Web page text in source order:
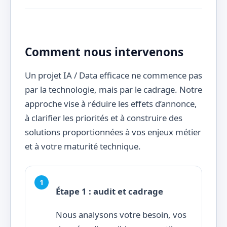
Comment nous intervenons
Un projet IA / Data efficace ne commence pas
par la technologie, mais par le cadrage. Notre
approche vise à réduire les effets d’annonce,
à clarifier les priorités et à construire des
solutions proportionnées à vos enjeux métier
et à votre maturité technique.
Étape 1 : audit et cadrage
Nous analysons votre besoin, vos